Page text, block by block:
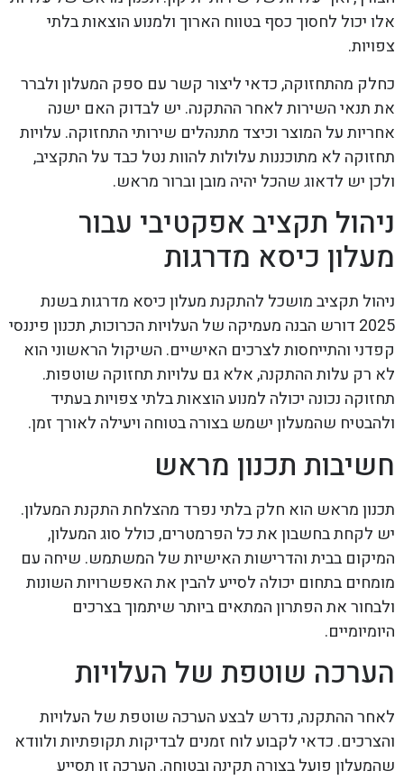
אלו יכול לחסוך כסף בטווח הארוך ולמנוע הוצאות בלתי
צפויות.
כחלק מהתחזוקה, כדאי ליצור קשר עם ספק המעלון ולברר
את תנאי השירות לאחר ההתקנה. יש לבדוק האם ישנה
אחריות על המוצר וכיצד מתנהלים שירותי התחזוקה. עלויות
תחזוקה לא מתוכננות עלולות להוות נטל כבד על התקציב,
ולכן יש לדאוג שהכל יהיה מובן וברור מראש.
ניהול תקציב אפקטיבי עבור
מעלון כיסא מדרגות
ניהול תקציב מושכל להתקנת מעלון כיסא מדרגות בשנת
2025 דורש הבנה מעמיקה של העלויות הכרוכות, תכנון פיננסי
קפדני והתייחסות לצרכים האישיים. השיקול הראשוני הוא
לא רק עלות ההתקנה, אלא גם עלויות תחזוקה שוטפות.
תחזוקה נכונה יכולה למנוע הוצאות בלתי צפויות בעתיד
ולהבטיח שהמעלון ישמש בצורה בטוחה ויעילה לאורך זמן.
חשיבות תכנון מראש
תכנון מראש הוא חלק בלתי נפרד מהצלחת התקנת המעלון.
יש לקחת בחשבון את כל הפרמטרים, כולל סוג המעלון,
המיקום בבית והדרישות האישיות של המשתמש. שיחה עם
מומחים בתחום יכולה לסייע להבין את האפשרויות השונות
ולבחור את הפתרון המתאים ביותר שיתמוך בצרכים
היומיומיים.
הערכה שוטפת של העלויות
לאחר ההתקנה, נדרש לבצע הערכה שוטפת של העלויות
והצרכים. כדאי לקבוע לוח זמנים לבדיקות תקופתיות ולוודא
שהמעלון פועל בצורה תקינה ובטוחה. הערכה זו תסייע